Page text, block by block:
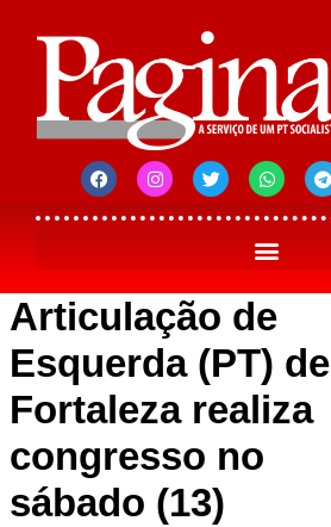
Articulação de
Esquerda (PT) de
Fortaleza realiza
congresso no
sábado (13)